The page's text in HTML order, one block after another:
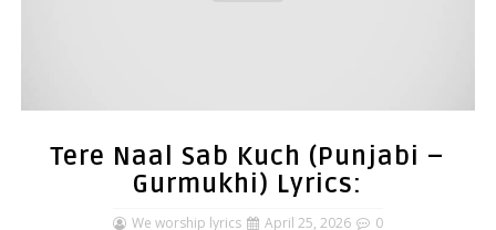
Tere Naal Sab Kuch (Punjabi –
Gurmukhi) Lyrics:
We worship lyrics April 25, 2026
0